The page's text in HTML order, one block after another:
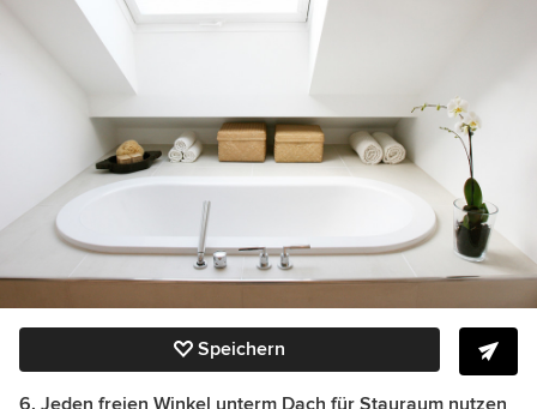
Speichern